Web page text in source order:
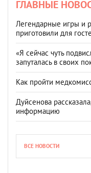
ГЛАВНЫЕ
Легендарные игры и
приготовили для
«Я сейчас чуть
запуталась в своих
Как пройти
Дуйсенова
информацию
ВСЕ НОВОСТИ